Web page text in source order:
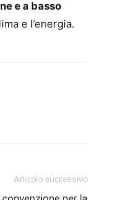
e a basso
e l’energia.
Articolo successivo